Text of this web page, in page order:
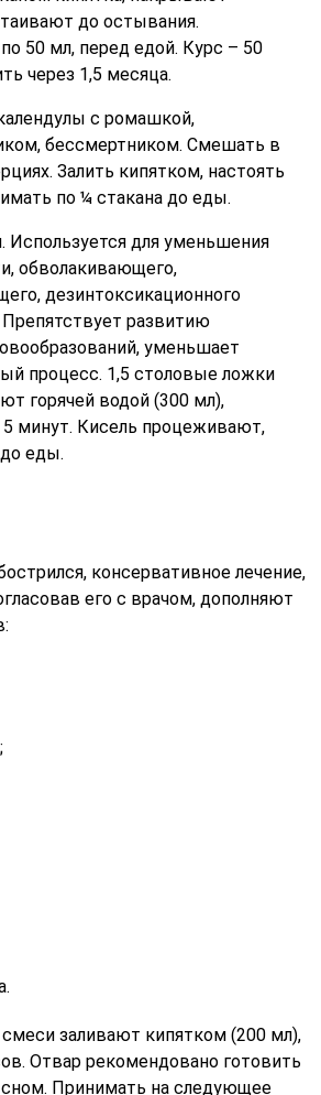
до остывания.
50 мл, перед едой. Курс – 50
через 1,5 месяца.
с ромашкой,
бессмертником. Смешать в
Залить кипятком, настоять
по ¼ стакана до еды.
Используется для уменьшения
обволакивающего,
дезинтоксикационного
развитию
уменьшает
процесс. 1,5 столовые ложки
горячей водой (300 мл),
минут. Кисель процеживают,
еды.
консервативное лечение,
его с врачом, дополняют
заливают кипятком (200 мл),
Отвар рекомендовано готовить
Принимать на следующее